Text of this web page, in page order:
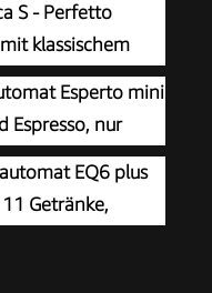
S - Perfetto
klassischem
und
Bedienfeld mit
Esperto mini
Espresso, nur
kompakt,
- INKLUSIVE
EQ6 plus
Getränke,